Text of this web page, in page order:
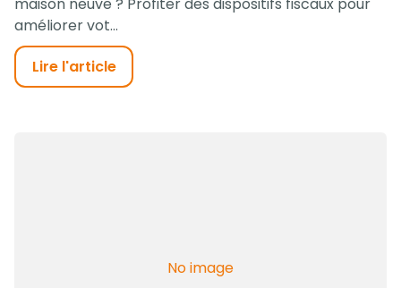
améliorer vot...
Lire l'article
No image